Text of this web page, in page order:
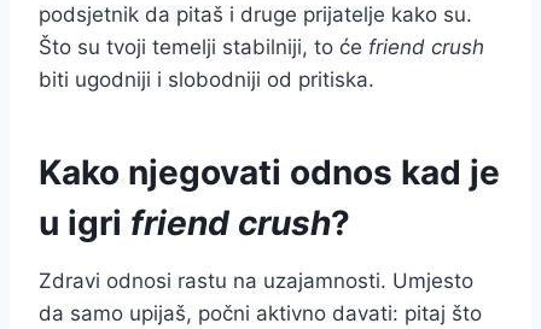
podsjetnik da pitaš i druge prijatelje kako su.
Što su tvoji temelji stabilniji, to će friend crush
biti ugodniji i slobodniji od pritiska.
Kako njegovati odnos kad je
u igri friend crush?
Zdravi odnosi rastu na uzajamnosti. Umjesto
da samo upijaš, počni aktivno davati: pitaj što